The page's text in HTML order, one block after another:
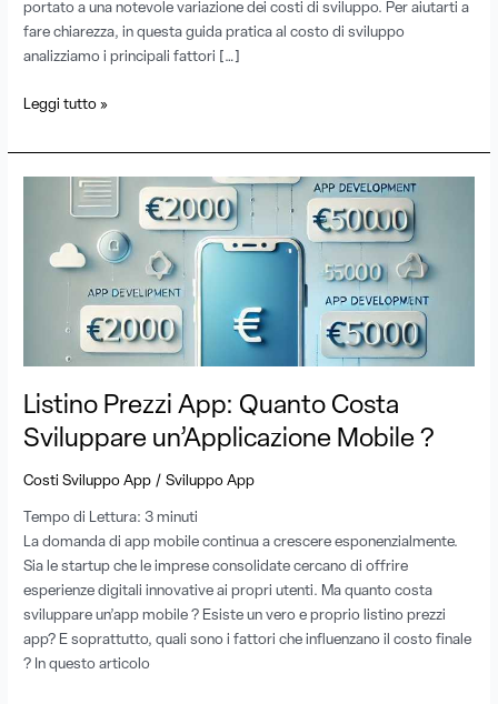
portato a una notevole variazione dei costi di sviluppo. Per aiutarti a
fare chiarezza, in questa guida pratica al costo di sviluppo
analizziamo i principali fattori […]
Leggi tutto »
Listino Prezzi App: Quanto Costa
Sviluppare un’Applicazione Mobile ?
Costi Sviluppo App /Sviluppo App
Tempo di Lettura:3 minuti
La domanda di app mobile continua a crescere esponenzialmente.
Sia le startup che le imprese consolidate cercano di offrire
esperienze digitali innovative ai propri utenti. Ma quanto costa
sviluppare un’app mobile ? Esiste un vero e proprio listino prezzi
app? E soprattutto, quali sono i fattori che influenzano il costo finale
? In questo articolo
Quanto
Sviluppare
un’Applicazione
Mobile